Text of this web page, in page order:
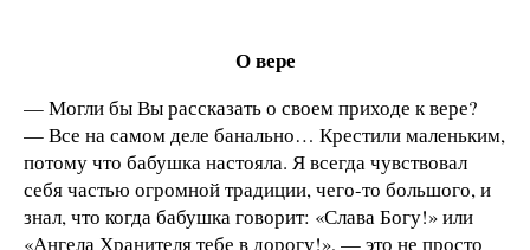
О вере
— Могли бы Вы рассказать о своем приходе к вере?
— Все на самом деле банально… Крестили маленьким,
потому что бабушка настояла. Я всегда чувствовал
себя частью огромной традиции, чего-то большого, и
знал, что когда бабушка говорит: «Слава Богу!» или
«Ангела Хранителя тебе в дорогу!», — это не просто